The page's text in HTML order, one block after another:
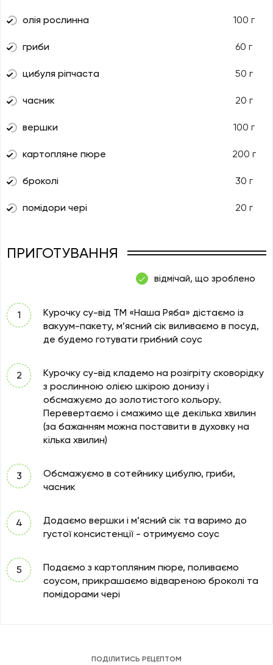
олія рослинна 100 г
гриби 60 г
цибуля ріпчаста 50 г
часник 20 г
вершки 100 г
картопляне пюре 200 г
броколі 30 г
помідори чері 20 г
ПРИГОТУВАННЯ
відмічай, що зроблено
Курочку су-від ТМ «Наша Ряба» дістаємо із
вакуум-пакету, м’ясний сік виливаємо в посуд,
де будемо готувати грибний соус
Курочку су-від кладемо на розігріту сковорідку
з рослинною олією шкірою донизу і
обсмажуємо до золотистого кольору.
Перевертаємо і смажимо ще декілька хвилин
(за бажанням можна поставити в духовку на
кілька хвилин)
Обсмажуємо в сотейнику цибулю, гриби,
часник
Додаємо вершки і м’ясний сік та варимо до
густої консистенції - отримуємо соус
Подаємо з картопляним пюре, поливаємо
соусом, прикрашаємо відвареною броколі та
помідорами чері
ПОДІЛИТИСЬ РЕЦЕПТОМ